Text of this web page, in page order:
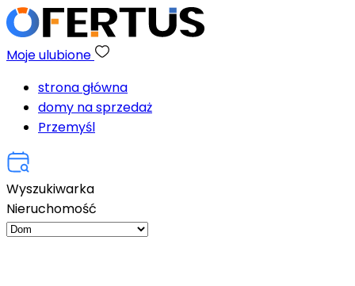
Moje ulubione
strona główna
domy na sprzedaż
Przemyśl
Wyszukiwarka
Nieruchomość